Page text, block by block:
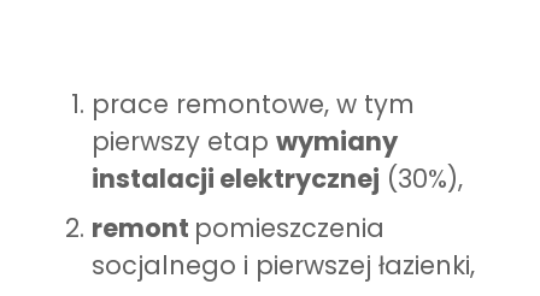
prace remontowe, w tym
pierwszy etapwymiany
instalacji elektrycznej (30%),
remont pomieszczenia
socjalnego i pierwszej łazienki,